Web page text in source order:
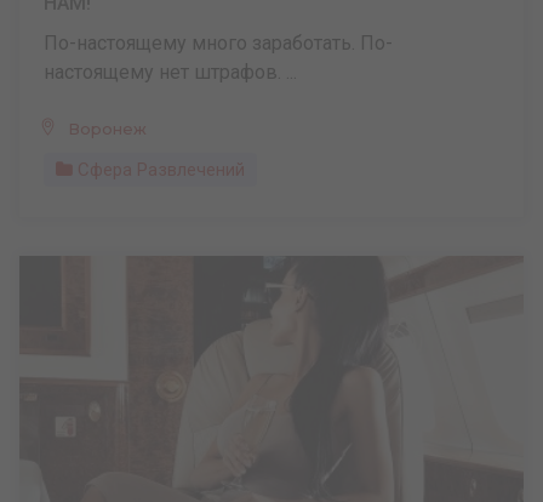
По-настоящему много заработать. По-
настоящему нет штрафов. ...
Воронеж
Сфера Развлечений